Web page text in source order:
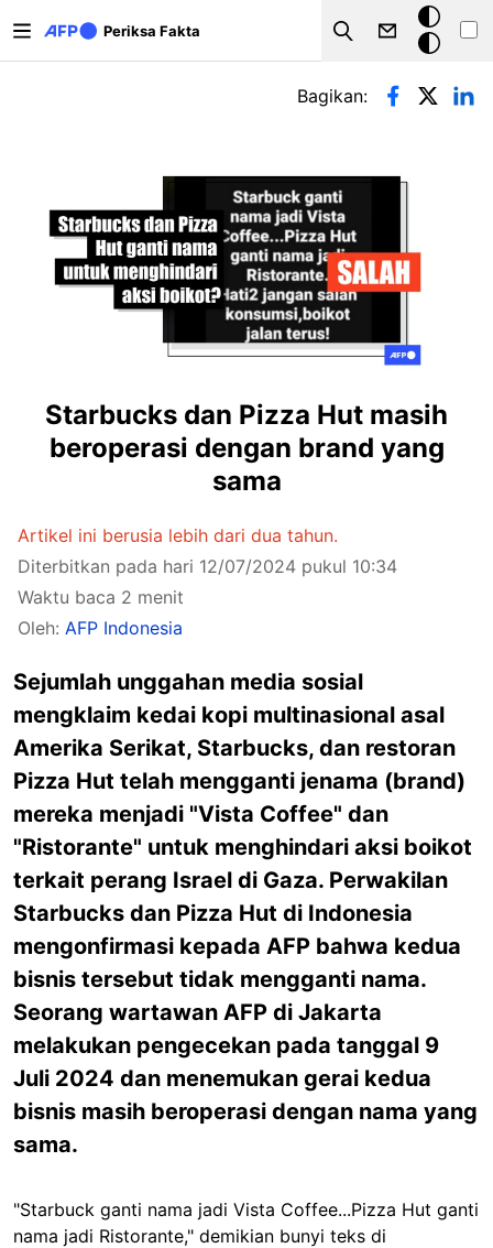
Periksa Fakta
Search
Mode
gelap
Tab primer
Bagikan:
Starbucks dan Pizza Hut masih
beroperasi dengan brand yang
sama
Artikel ini berusia lebih dari dua tahun.
Diterbitkan pada hari 12/07/2024 pukul 10:34
Waktu baca 2 menit
Oleh: AFP Indonesia
Sejumlah unggahan media sosial
mengklaim kedai kopi multinasional asal
Amerika Serikat, Starbucks, dan restoran
Pizza Hut telah mengganti jenama (brand)
mereka menjadi "Vista Coffee" dan
"Ristorante" untuk menghindari aksi boikot
terkait perang Israel di Gaza. Perwakilan
Starbucks dan Pizza Hut di Indonesia
mengonfirmasi kepada AFP bahwa kedua
bisnis tersebut tidak mengganti nama.
Seorang wartawan AFP di Jakarta
melakukan pengecekan pada tanggal 9
Juli 2024 dan menemukan gerai kedua
bisnis masih beroperasi dengan nama yang
sama.
"Starbuck ganti nama jadi Vista Coffee...Pizza Hut ganti
nama jadi Ristorante," demikian bunyi teks di